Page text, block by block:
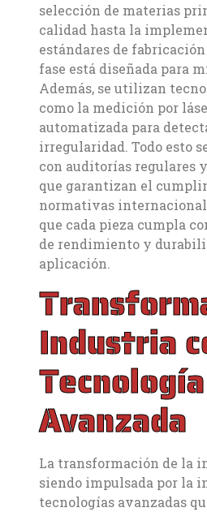
selección de materias
calidad hasta la
estándares de
fase está diseñada para
Además, se utilizan
como la medición por
automatizada para
irregularidad. Todo esto
con auditorías regulares
que garantizan el
normativas
que cada pieza cumpla
de rendimiento y
aplicación.
Industria
Tecnología
Avanzada
La transformación de la
siendo impulsada por la
tecnologías avanzadas